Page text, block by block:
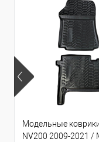
Модельные
NV200 2009-2021 /